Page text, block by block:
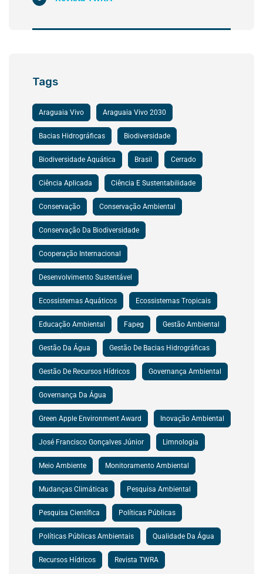
Tags
Araguaia Vivo Araguaia Vivo 2030
Bacias Hidrográficas Biodiversidade
Biodiversidade Aquática Brasil Cerrado
Ciência Aplicada Ciência E Sustentabilidade
Conservação Conservação Ambiental
Conservação Da Biodiversidade
Cooperação Internacional
Desenvolvimento Sustentável
Ecossistemas Aquáticos Ecossistemas Tropicais
Educação Ambiental Fapeg Gestão Ambiental
Gestão Da Água Gestão De Bacias Hidrográficas
Gestão De Recursos Hídricos Governança Ambiental
Governança Da Água
Green Apple Environment Award Inovação Ambiental
José Francisco Gonçalves Júnior Limnologia
Meio Ambiente Monitoramento Ambiental
Mudanças Climáticas Pesquisa Ambiental
Pesquisa Científica Políticas Públicas
Políticas Públicas Ambientais Qualidade Da Água
Recursos Hídricos Revista TWRA